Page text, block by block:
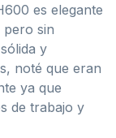
es elegante
pero sin
y
noté que eran
ya que
de trabajo y